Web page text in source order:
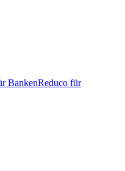
BankenReduco für